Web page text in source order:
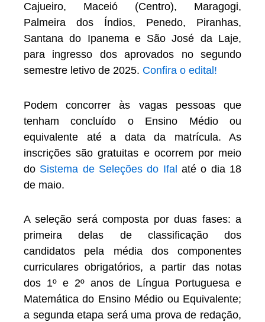
Cajueiro, Maceió (Centro), Maragogi,
Palmeira dos Índios, Penedo, Piranhas,
Santana do Ipanema e São José da Laje,
para ingresso dos aprovados no segundo
semestre letivo de 2025. Confira o edital!
Podem concorrer às vagas pessoas que
tenham concluído o Ensino Médio ou
equivalente até a data da matrícula. As
inscrições são gratuitas e ocorrem por meio
do Sistema de Seleções do Ifal até o dia 18
de maio.
A seleção será composta por duas fases: a
primeira delas de classificação dos
candidatos pela média dos componentes
curriculares obrigatórios, a partir das notas
dos 1º e 2º anos de Língua Portuguesa e
Matemática do Ensino Médio ou Equivalente;
a segunda etapa será uma prova de redação,